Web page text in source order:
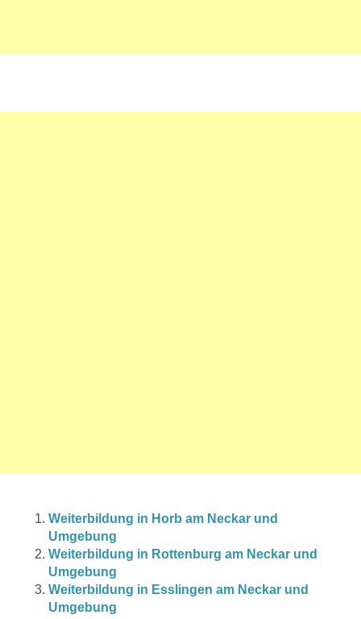
Weiterbildung in Horb am Neckar und
Umgebung
Weiterbildung in Rottenburg am Neckar und
Umgebung
Weiterbildung in Esslingen am Neckar und
Umgebung